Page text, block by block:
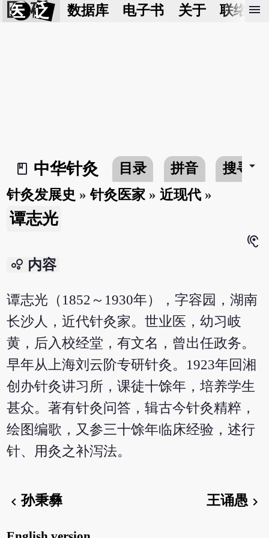
医 砭 数据库 电子书 关于 联络我
menu
book_2
中华针灸 目录 拼音 搜寻arrow_drop_down
针灸发展史 »针灸医家 »近现代 »
谭志光
hearing
bubble_chart 内容
谭志光（1852～1930年），字容园，湖南
长沙人，近代针灸家。世业医，幼习岐
黄，后入校经堂，有文名，曾出任政务。
早年从上海刘云阶专研针灸。1923年回湘
创办针灸讲习所，课徒十馀年，培养学生
甚众。著有针灸问答，辑古今针灸精粹，
绘图编歌，又参三十馀年临床经验，述行
针、用灸之补泻法。
chevron_left孙秉彝 王诵愚chevron_right